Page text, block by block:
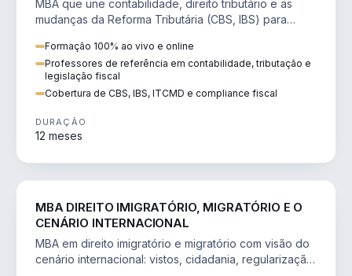
MBA que une contabilidade, direito tributário e as
mudanças da Reforma Tributária (CBS, IBS) para
Formação 100% ao vivo e online
Professores de referência em contabilidade, tributação e
legislação fiscal
Cobertura de CBS, IBS, ITCMD e compliance fiscal
DURAÇÃO
12 meses
MBA DIREITO IMIGRATÓRIO, MIGRATÓRIO E O
CENÁRIO INTERNACIONAL
MBA em direito imigratório e migratório com visão do
cenário internacional: vistos, cidadania, regularização